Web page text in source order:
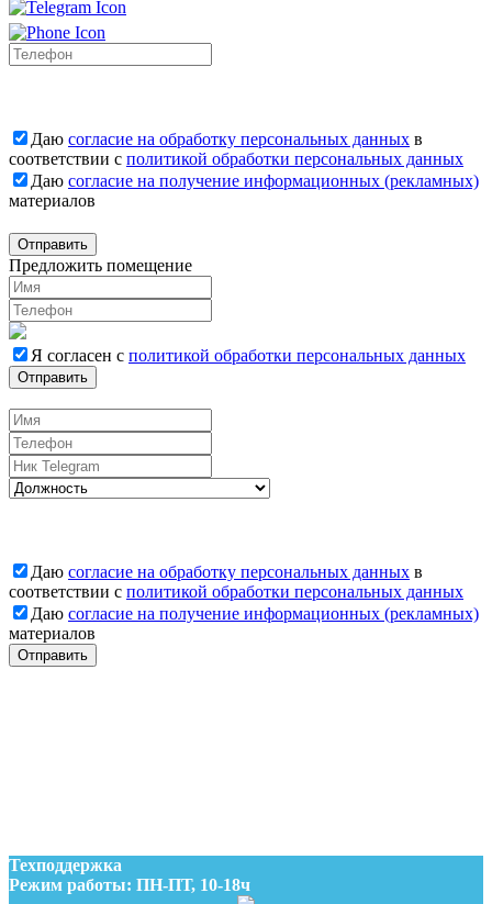
Даю согласие на обработку персональных данных в
соответствии с политикой обработки персональных данных
Даю согласие на получение информационных (рекламных)
материалов
Отправить
Предложить помещение
Я согласен с политикой обработки персональных данных
Отправить
Даю согласие на обработку персональных данных в
соответствии с политикой обработки персональных данных
Даю согласие на получение информационных (рекламных)
материалов
Отправить
Техподдержка
Режим работы: ПН-ПТ, 10-18ч